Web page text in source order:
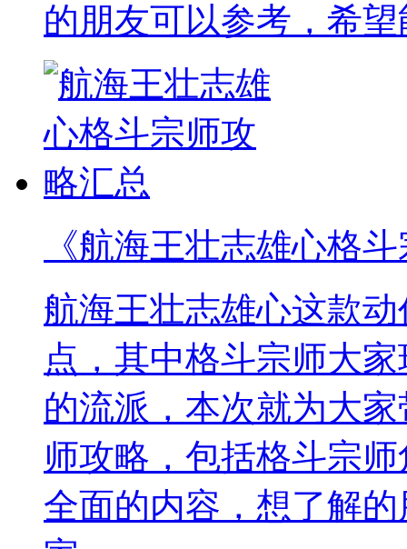
的朋友可以参考，希
《航海王壮志雄心格
航海王壮志雄心这款
点，其中格斗宗师大
的流派，本次就为大
师攻略，包括格斗宗
全面的内容，想了解